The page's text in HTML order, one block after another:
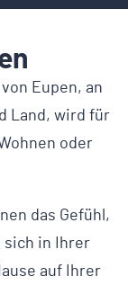
Eupen, an
Land, wird für
oder
das Gefühl,
sich in Ihrer
auf Ihrer